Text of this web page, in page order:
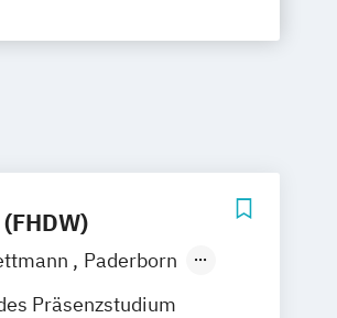
Paderborn
Präsenzstudium